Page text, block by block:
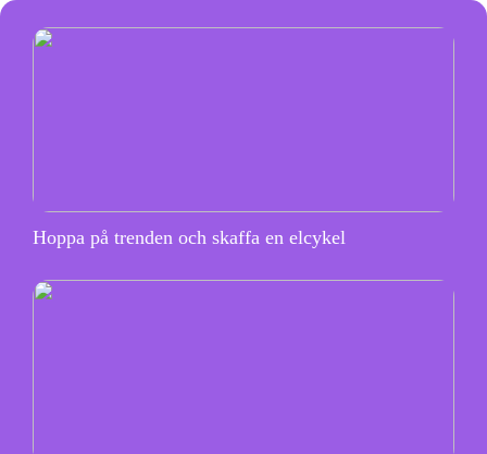
Hoppa på trenden och skaffa en elcykel